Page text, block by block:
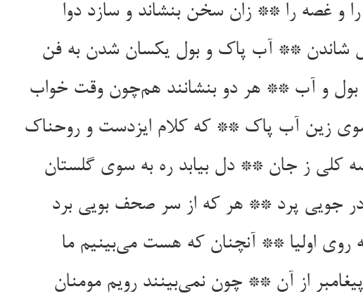
و غصه را ** زان سخن بنشاند و سازد دوا
شاندن ** آب پاک و بول یکسان شدن به فن
بول و آب ** هر دو بنشانند هم‌چون وقت خواب
زین آب پاک ** که کلام ایزدست و روحناک
کلی ز جان ** دل بیابد ره به سوی گلستان
در جویی پرد ** هر که از سر صحف بویی برد
روی اولیا ** آنچنان که هست می‌بینیم ما
از آن ** چون نمی‌بینند رویم مومنان